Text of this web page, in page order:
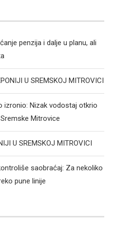
penzija i dalje u planu, ali
U SREMSKOJ MITROVICI
izronio: Nizak vodostaj otkrio
Mitrovice
U SREMSKOJ MITROVICI
saobraćaj: Za nekoliko
pune linije